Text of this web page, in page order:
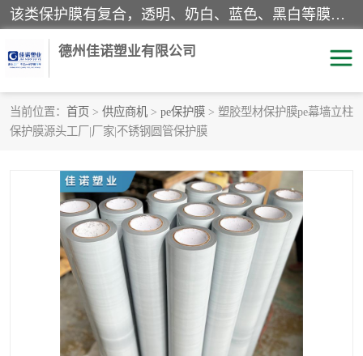
该类保护膜有复合，透明、奶白、蓝色、黑白等膜型。特高粘，高粘，中高粘，中粘，中低粘，低粘等。对于不同的粘力要求有相应的产品相适配。无胶渍残留污染。在较宽的收卷幅度下平整无皱纹，收卷长度大，利于机械化及自动化施工粘贴。为您的产品提供的表面保护解决方案。 产品广泛适用于：铝材、不锈钢、金属、塑料、电子、家电、家具、玻璃、化工材料、装饰材料等。
德州佳诺塑业有限公司
当前位置： 首页 > 供应商机 > pe保护膜 > 塑胶型材保护膜pe幕墙立柱
保护膜源头工厂|厂家|不锈钢圆管保护膜
pe保护膜 包装膜
地毯保护膜 家具保护膜
拉伸缠绕膜 透明保护膜
黑白保护膜 乳白保护膜
明蓝保护膜 纯黑保护膜
印字保护膜 彩钢板保护膜